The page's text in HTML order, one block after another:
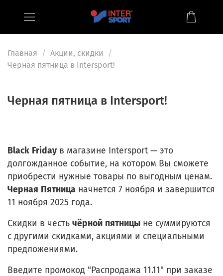
Главная
Акции, скидки
Черная пятница в Intersport!
Черная пятница в Intersport!
Black Friday в магазине Intersport— это
долгожданное событие, на котором Вы сможете
приобрести нужные товары по выгодным ценам.
Черная Пятница начнется 7 ноября и завершится
11 ноября 2025 года.
Скидки в честь чёрной пятницы не суммируются
с другими скидками, акциями и специальными
предложениями.
Введите промокод "Распродажа 11.11" при заказе